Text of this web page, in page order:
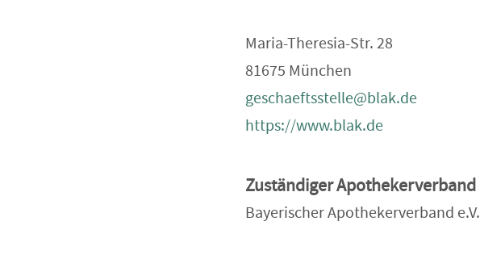
Maria-Theresia-Str. 28
81675 München
geschaeftsstelle@blak.de
https://www.blak.de
Zuständiger Apothekerverband
Bayerischer Apothekerverband e.V.